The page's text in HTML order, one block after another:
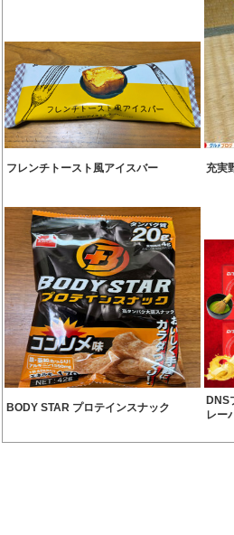
フレンチトースト風アイスバー 充実
BODY STAR プロテインスナック
DNS
レー